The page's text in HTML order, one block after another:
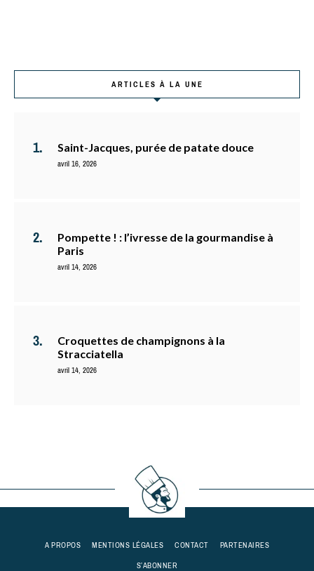
ARTICLES À LA UNE
Saint-Jacques, purée de patate douce
avril 16, 2026
Pompette ! : l’ivresse de la gourmandise à
Paris
avril 14, 2026
Croquettes de champignons à la
Stracciatella
avril 14, 2026
A PROPOS MENTIONS LÉGALES CONTACT
PARTENAIRES
S’ABONNER